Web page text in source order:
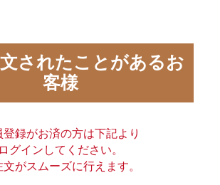
方
リシー
されたことがあるお
客様
登録がお済の方は下記より
ログインしてください。
文がスムーズに行えます。